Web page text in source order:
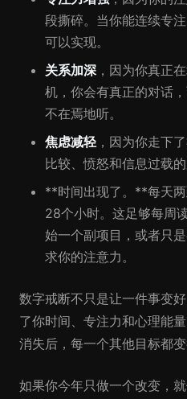
段撕碎。当你能连续专
可以实现。
关系加深 ，因为你真正
机，你会有真正的对话
不在焉地听。
焦虑减轻 ，因为你走下
比较、愤怒和信息过载的
**时间出现了。**每天
28个小时。这足够每周
始一个副项目，或者只
求你的注意力。
数字戒断不只是让一件事变
了你时间、专注力和心理能
消失后，每一个其他目标都变
如果你今年只做一个改变，